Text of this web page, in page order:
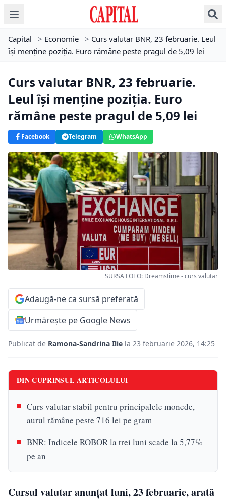
Capital > Economie > Curs valutar BNR, 23 februarie. Leul
își menține poziția. Euro rămâne peste pragul de 5,09 lei
Curs valutar BNR, 23 februarie.
Leul își menține poziția. Euro
rămâne peste pragul de 5,09 lei
Facebook Telegram WhatsApp
SURSA FOTO: Dreamstime - curs valutar
Adaugă-ne ca sursă preferată
Urmărește pe Google News
Publicat de Ramona-Sandrina Ilie la 23 februarie 2026, 14:25
DIN CUPRINSUL ARTICOLULUI
Curs valutar stabil pentru principalele monede,
aurul rămâne peste 716 lei pe gram
BNR: Indicele ROBOR la trei luni scade la 5,77%
pe an
Cursul valutar anunțat luni, 23 februarie, arată